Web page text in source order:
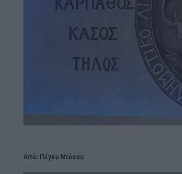
Από: Πέγκυ Ντόκου